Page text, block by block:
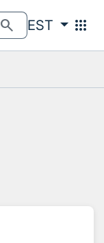
search EST apps